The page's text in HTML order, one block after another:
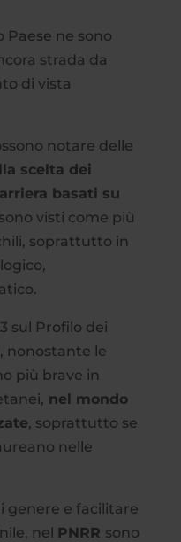
Paese ne sono
strada da
di vista
notare delle
scelta dei
basati su
visti come più
soprattutto in
sul Profilo dei
nonostante le
più brave in
nel mondo
, soprattutto se
nelle
genere e facilitare
nel PNRR sono